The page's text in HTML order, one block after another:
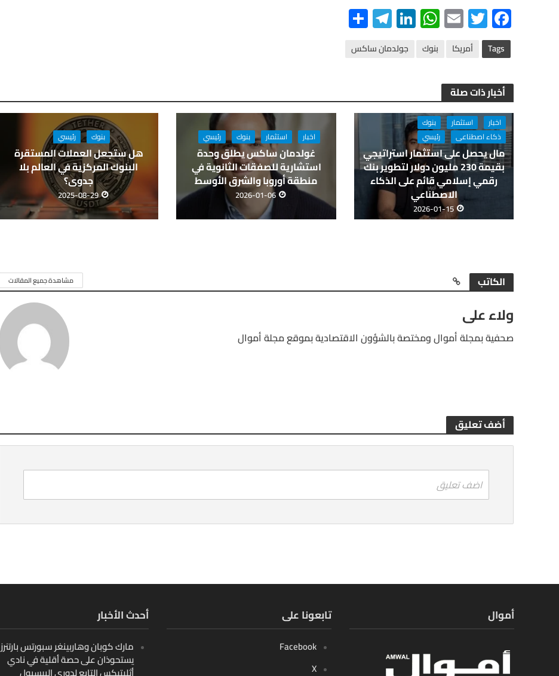
F
ac
e
b
o
o
k
T
wi
tt
er
E
m
ail
W
h
at
A
p
p
Li
n
ke
n
Te
le
gr
m
S
h Tags أمريكا بنوك جولدمان ساكس
أخبار ذات صلة
اخبار استثمار
بنوك
ذكاء اصطناعى
رئيسي
مال يحصل على استثمار استراتيجي
بقيمة 230 مليون دولار لتطوير بنك
رقمي إسلامي قائم على الذكاء
الاصطناعي
2026-01-15
اخبار استثمار بنوك رئيسي
غولدمان ساكس يطلق وحدة
استشارية للصفقات الثانوية في
منطقة أوروبا والشرق الأوسط
2026-01-06
بنوك رئيسي
هل ستجعل العملات المستقرة
البنوك المركزية في العالم بلا
جدوى؟
2025-08-29
الكاتب مشاهدة جميع المقالات
ولاء على
صحفية بمجلة أموال ومختصة بالشؤون الاقتصادية بموقع مجلة أموال
أضف تعليق
اضف تعليق
أحدث الأخبار
مارك كوبان وهاربينغر سبورتس بارتنرز
يستحوذان على حصة أقلية في نادي
تابعونا على
Facebook
X
أموال